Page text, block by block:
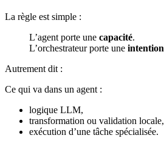
La règle est simple :
L’agent porte une capacité.
L’orchestrateur porte une intention
Autrement dit :
Ce qui va dans un agent :
logique LLM,
transformation ou validation locale,
exécution d’une tâche spécialisée.